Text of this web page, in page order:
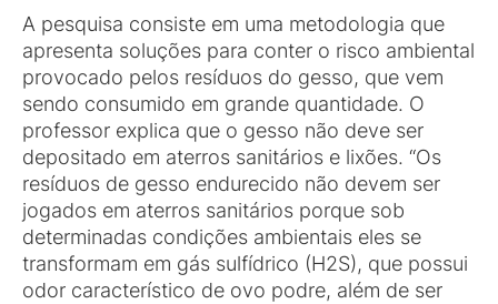
A pesquisa consiste em uma metodologia que
apresenta soluções para conter o risco ambiental
provocado pelos resíduos do gesso, que vem
sendo consumido em grande quantidade. O
professor explica que o gesso não deve ser
depositado em aterros sanitários e lixões. “Os
resíduos de gesso endurecido não devem ser
jogados em aterros sanitários porque sob
determinadas condições ambientais eles se
transformam em gás sulfídrico (H2S), que possui
odor característico de ovo podre, além de ser